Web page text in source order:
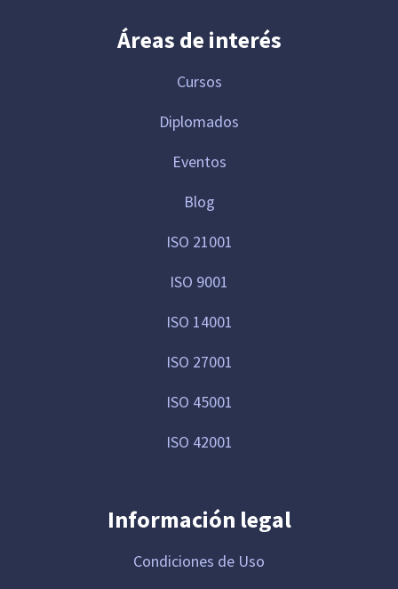
Áreas de interés
Cursos
Diplomados
Eventos
Blog
ISO 21001
ISO 9001
ISO 14001
ISO 27001
ISO 45001
ISO 42001
Información legal
Condiciones de Uso